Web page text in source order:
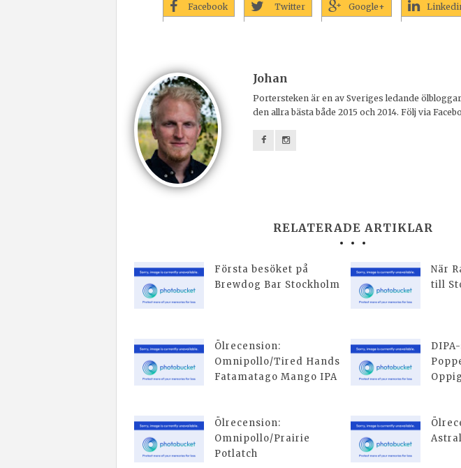
Facebook Twitter Google+
Johan
Portersteken är en av Sveriges ledande
den allra bästa både 2015 och 2014. Följ via
RELATERADE ARTIKLAR
Första besöket på
Brewdog Bar Stockholm
När
till
Ölrecension:
Omnipollo/Tired Hands
Fatamatago Mango IPA
Ölrecension:
Omnipollo/Prairie
Potlatch